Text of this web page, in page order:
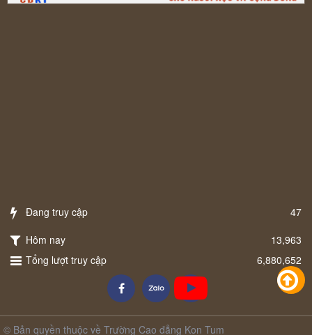
Đang truy cập
47
Hôm nay
13,963
Tổng lượt truy cập
6,880,652
© Bản quyền thuộc về Trường Cao đẳng Kon Tum